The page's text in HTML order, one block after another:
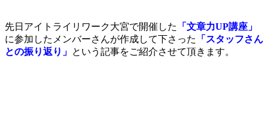
先日アイトライリワーク大宮で開催した
「文章力UP講座」
に参加したメンバーさんが作成して下さった
「スタッフさん
との振り返り」 という 記事をご紹介させて頂きます。